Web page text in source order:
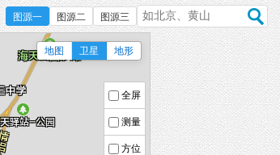
图源一 图源二 图源三
全屏
测量
方位
地图 卫星 地形